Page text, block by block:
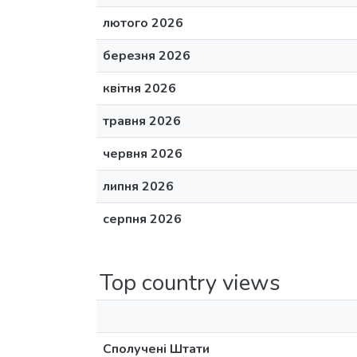
лютого 2026
березня 2026
квітня 2026
травня 2026
червня 2026
липня 2026
серпня 2026
Top country views
Сполучені Штати